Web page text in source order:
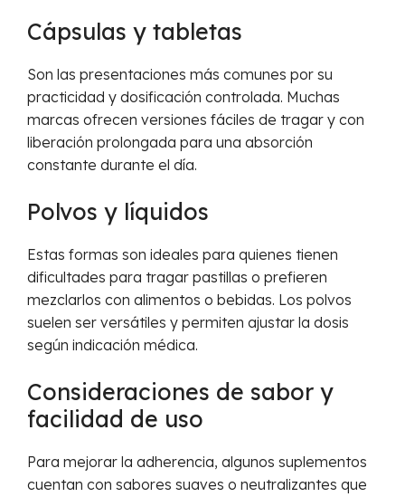
Cápsulas y tabletas
Son las presentaciones más comunes por su
practicidad y dosificación controlada. Muchas
marcas ofrecen versiones fáciles de tragar y con
liberación prolongada para una absorción
constante durante el día.
Polvos y líquidos
Estas formas son ideales para quienes tienen
dificultades para tragar pastillas o prefieren
mezclarlos con alimentos o bebidas. Los polvos
suelen ser versátiles y permiten ajustar la dosis
según indicación médica.
Consideraciones de sabor y
facilidad de uso
Para mejorar la adherencia, algunos suplementos
cuentan con sabores suaves o neutralizantes que